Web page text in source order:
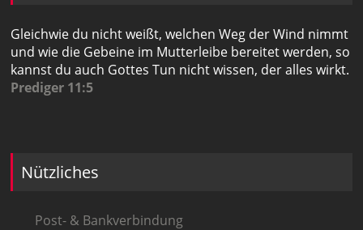
Gleichwie du nicht weißt, welchen Weg der Wind nimmt
und wie die Gebeine im Mutterleibe bereitet werden, so
kannst du auch Gottes Tun nicht wissen, der alles wirkt.
Prediger 11:5
Nützliches
Post- & Bankverbindung